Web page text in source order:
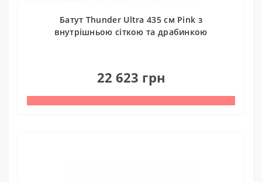
Батут Thunder Ultra 435 см Pink з
внутрішньою сіткою та драбинкою
22 623 грн